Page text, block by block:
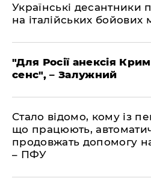
Українські десантники
на італійських
"Для Росії анексія
сенс", – Залужний
Стало відомо, кому із
що працюють,
продовжать допомогу
– ПФУ